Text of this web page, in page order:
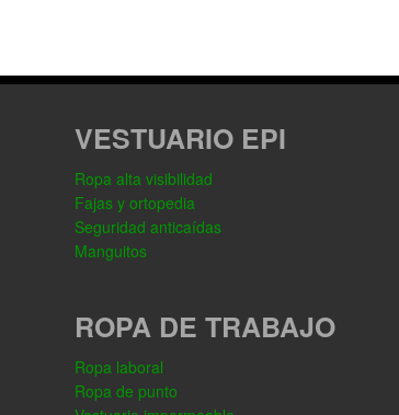
VESTUARIO EPI
Ropa alta visibilidad
Fajas y ortopedia
Seguridad anticaídas
Manguitos
ROPA DE TRABAJO
Ropa laboral
Ropa de punto